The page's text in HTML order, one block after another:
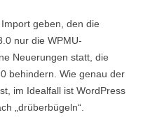
geben, den die
nur die WPMU-
Neuerungen statt, die
behindern. Wie genau der
im Idealfall ist WordPress
„drüberbügeln“.